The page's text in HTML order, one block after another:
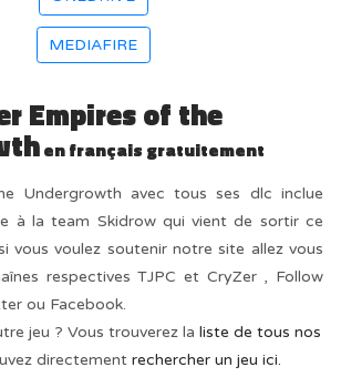
MEDIAFIRE
Empires of the
en français gratuitement
Undergrowth avec tous ses dlc inclue
à la team Skidrow qui vient de sortir ce
vous voulez soutenir notre site allez vous
respectives TJPC et CryZer , Follow
ou Facebook.
jeu ? Vous trouverez laliste de tous nos
directementrechercher un jeu ici.